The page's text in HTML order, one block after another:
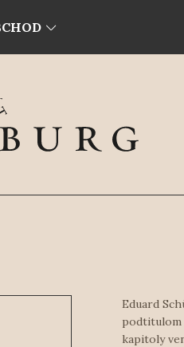
Eduard
podtitulom
kapitoly